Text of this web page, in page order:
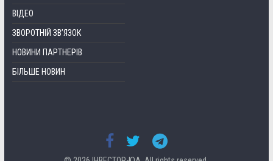
ВІДЕО
ЗВОРОТНІЙ ЗВ’ЯЗОК
НОВИНИ ПАРТНЕРІВ
БІЛЬШЕ НОВИН